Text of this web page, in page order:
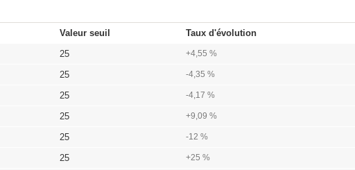
Valeur seuil Taux d'évolution
25 +4,55 %
25 -4,35 %
25 -4,17 %
25 +9,09 %
25 -12 %
25 +25 %